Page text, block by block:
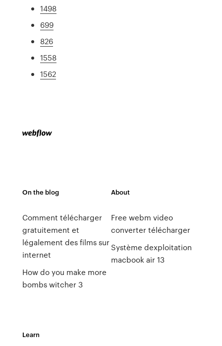
1498
699
826
1558
1562
On the blog
Comment télécharger
gratuitement et
légalement des films sur
internet
How do you make more
bombs witcher 3
About
Free webm video
converter télécharger
Système dexploitation
macbook air 13
Learn